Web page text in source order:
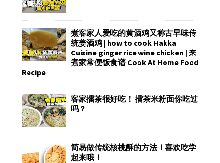
煮客家人爱吃的黄酒鸡又称古早味传
统姜酒鸡 | how to cook Hakka
Cuisine ginger rice wine chicken | 来
煮家常便饭食谱 Cook At Home Food
Recipe
客家擂茶很好吃！ 擂茶米粉面你吃过
吗？
简易做传统核桃酥的方法！喜欢吃学
起来哦！